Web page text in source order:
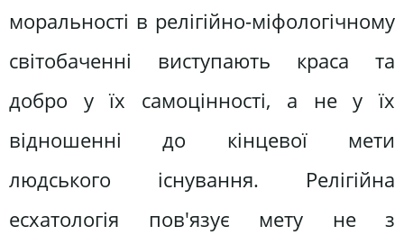
моральності в релігійно-міфологічному
світобаченні виступають краса та
добро у їх самоцінності, а не у їх
відношенні до кінцевої мети
людського існування. Релігійна
есхатологія пов'язує мету не з